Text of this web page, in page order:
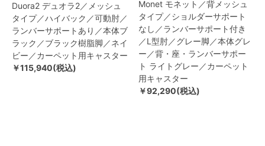
Duora2 デュオラ2／メッシュ
タイプ／ハイバック／可動肘／
ランバーサポートあり／本体ブ
ラック／ブラック樹脂脚／ネイ
ビー／カーペット用キャスター
￥115,940(税込)
Monet モネット／背メッシュ
タイプ／ショルダーサポート
なし／ランバーサポート付き
／L型肘／グレー脚／本体グレ
ー／背・座・ランバーサポー
ト ライトグレー／カーペット
用キャスター
￥92,290(税込)